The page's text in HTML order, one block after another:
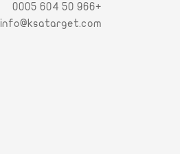
+966 50 604 0005
info@ksatarget.com